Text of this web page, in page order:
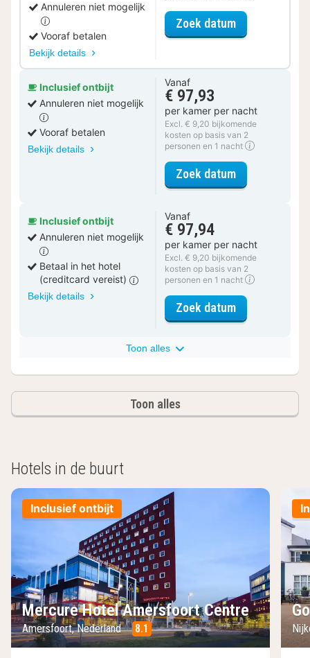
Annuleren niet mogelijk
Vooraf betalen
Bekijk details
Zoek datumvoor Spa
Inclusief ontbijt
Annuleren niet mogelijk
Vooraf betalen
Bekijk details
Vanaf
€ 97,93
per kamer per nacht
Excl. € 9,20 bijkomende
kosten op basis van 2
personen en 1 nacht
Zoek datumvoor Luxe
Inclusief ontbijt
Annuleren niet mogelijk
Betaal in het hotel
(creditcard vereist)
Bekijk details
Vanaf
€ 97,94
per kamer per nacht
Excl. € 9,20 bijkomende
kosten op basis van 2
personen en 1 nacht
Zoek datumvoor Luxe
Toon alles
Toon alles
Hotels in de buurt
Inclusief ontbijt
Mercure Hotel Amersfoort Centre
Amersfoort, Nederland 8.1